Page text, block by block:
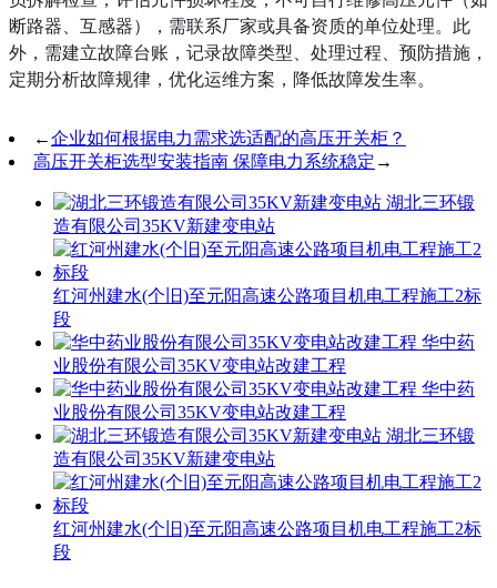
断路器、互感器），需联系厂家或具备资质的单位处理。此
外，需建立故障台账，记录故障类型、处理过程、预防措施，
定期分析故障规律，优化运维方案，降低故障发生率。
←企业如何根据电力需求选适配的高压开关柜？
高压开关柜选型安装指南 保障电力系统稳定 →
湖北三环锻
造有限公司35KV新建变电站
红河州建水(个旧)至元阳高速公路项目机电工程施工2标
段
华中药
业股份有限公司35KV变电站改建工程
华中药
业股份有限公司35KV变电站改建工程
湖北三环锻
造有限公司35KV新建变电站
红河州建水(个旧)至元阳高速公路项目机电工程施工2标
段